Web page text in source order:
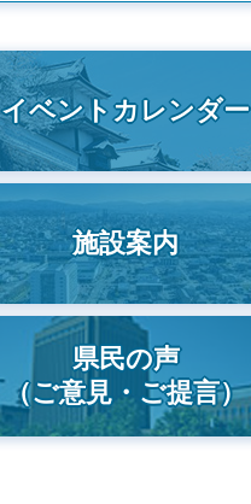
イベントカレンダー
施設案内
県民の声
（ご意見・ご提言）